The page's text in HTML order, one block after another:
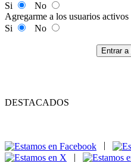
Si
No
Agregarme a los usuarios activos
Si
No
Entrar
DESTACADOS
|